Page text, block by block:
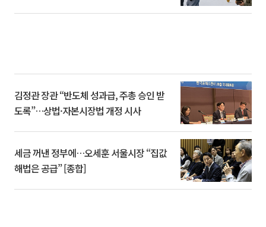
김정관 장관 “반도체 성과급, 주총 승인 받
도록”…상법·자본시장법 개정 시사
세금 꺼낸 정부에…오세훈 서울시장 “집값
해법은 공급” [종합]